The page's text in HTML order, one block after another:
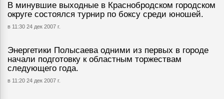
В минувшие выходные в Краснобродском городском
округе состоялся турнир по боксу среди юношей.
в 11:30 24 дек 2007 г.
Энергетики Полысаева одними из первых в городе
начали подготовку к областным торжествам
следующего года.
в 11:20 24 дек 2007 г.